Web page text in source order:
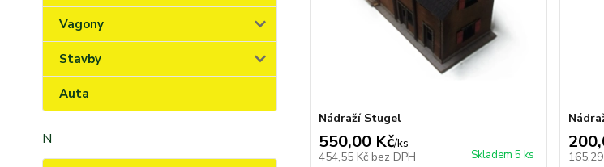
Vagony
Stavby
Auta
N
Nádraží Stugel
550,00 Kč/ks
454,55 Kč bez DPH Skladem 5 ks